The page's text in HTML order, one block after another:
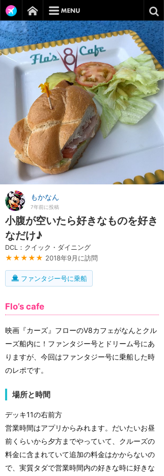
もかなん
7年前に投稿
小腹が空いたら好きなものを好き
なだけ♪
DCL：クイック・ダイニング
★★★★★ 2018年9月に訪問
ファンタジー号に乗船
Flo’s cafe
映画『カーズ』フローのV8カフェがなんとクル
ーズ船内に！ファンタジー号とドリーム号にあ
りますが、今回はファンタジー号に乗船した時
のレポです。
場所と時間
デッキ11の右前方
営業時間はアプリからみれます。だいたいお昼
前くらいから夕方までやっていて、クルーズの
料金に含まれていて追加の料金はかからないの
で、実質タダで営業時間内の好きな時に好きな